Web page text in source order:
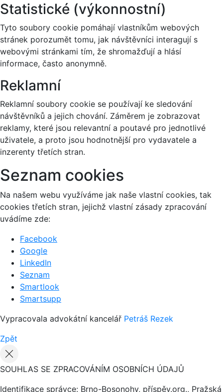
Statistické (výkonnostní)
Tyto soubory cookie pomáhají vlastníkům webových
stránek porozumět tomu, jak návštěvníci interagují s
webovými stránkami tím, že shromažďují a hlásí
informace, často anonymně.
Reklamní
Reklamní soubory cookie se používají ke sledování
návštěvníků a jejich chování. Záměrem je zobrazovat
reklamy, které jsou relevantní a poutavé pro jednotlivé
uživatele, a proto jsou hodnotnější pro vydavatele a
inzerenty třetích stran.
Seznam cookies
Na našem webu využíváme jak naše vlastní cookies, tak
cookies třetích stran, jejichž vlastní zásady zpracování
uvádíme zde:
Facebook
Google
LinkedIn
Seznam
Smartlook
Smartsupp
Vypracovala advokátní kancelář Petráš Rezek
Zpět
SOUHLAS SE ZPRACOVÁNÍM OSOBNÍCH ÚDAJŮ
Identifikace správce: Brno-Bosonohy, příspěv.org., Pražská